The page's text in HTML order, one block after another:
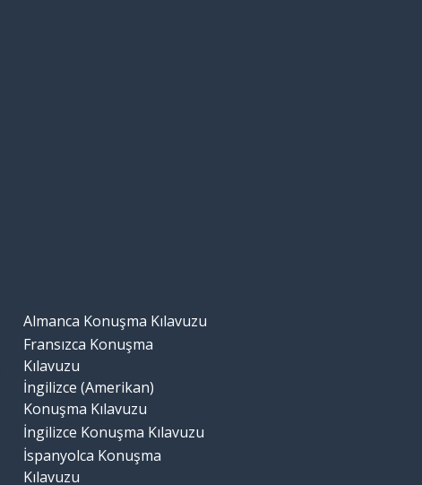
Almanca Konuşma Kılavuzu
Fransızca Konuşma
Kılavuzu
İngilizce (Amerikan)
Konuşma Kılavuzu
İngilizce Konuşma Kılavuzu
İspanyolca Konuşma
Kılavuzu